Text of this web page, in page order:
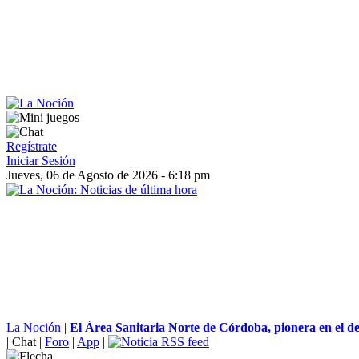
Regístrate
Iniciar Sesión
Jueves, 06 de Agosto de 2026 - 6:18 pm
La Noción | El Área Sanitaria Norte de Córdoba, pionera en el
| Chat | Foro | App |